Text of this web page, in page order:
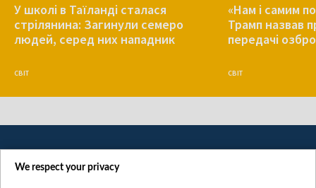
У школі в Таїланді сталася
стрілянина: Загинули семеро
людей, серед них нападник
СВІТ
«Нам і самим
Трамп назвав
передачі
СВІТ
We respect your privacy